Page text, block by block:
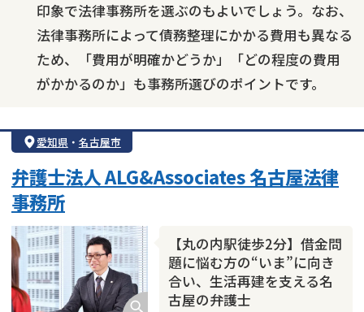
印象で法律事務所を選ぶのもよいでしょう。なお、
法律事務所によって債務整理にかかる費用も異なる
ため、「費用が明確かどうか」「どの程度の費用
がかかるのか」も事務所選びのポイントです。
愛知県 ・ 名古屋市
【丸の内駅徒歩2分】借金問
題に悩む方の“いま”に向き
合い、生活再建を支える名
古屋の弁護士
弁護士法人 ALG&Associates 名古屋法律
事務所